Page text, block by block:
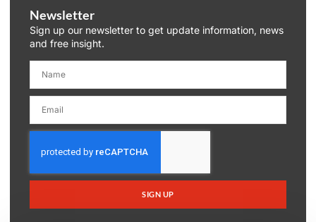
Newsletter
Sign up our newsletter to get update information, news
and free insight.
SIGN UP